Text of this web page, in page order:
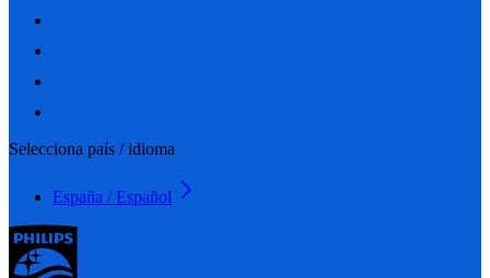
Selecciona país / idioma
España / Español